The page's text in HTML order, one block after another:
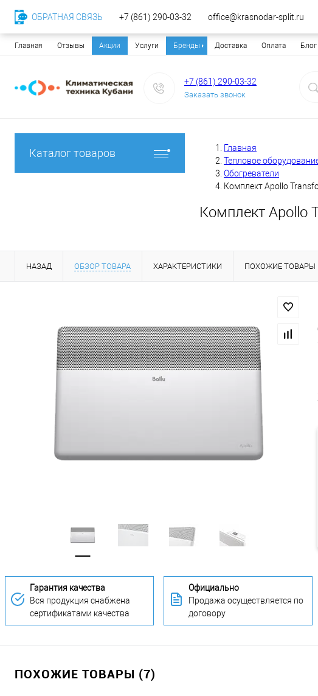
Главная Отзывы Акции Услуги Бренды Доставка Оплата Блог
+7 (861) 290-03-32
Заказать звонок
Каталог товаров
Главная
Тепловое
Обогреватели
Комплект Apollo
Комплект Apollo
НАЗАД ОБЗОР ТОВАРА ХАРАКТЕРИСТИКИ ПОХОЖИЕ ТОВАРЫ
Гарантия качества
Вся продукция снабжена
сертификатами качества
Официально
Продажа осуществляется по
договору
ПОХОЖИЕ ТОВАРЫ (7)
ОБРАТНАЯ СВЯЗЬ +7 (861) 290-03-32 office@krasnodar-split.ru